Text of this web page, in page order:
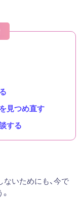
見つめ直す
する
ないためにも、今で